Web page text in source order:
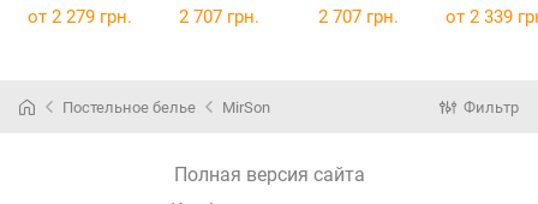
ELIT Blue Sea
Valentino
Carmela
ELIT Royal
от 2 279 грн. 2 707 грн. 2 707 грн. от 2 339
Постельное белье MirSon Фильтр
Полная версия сайта